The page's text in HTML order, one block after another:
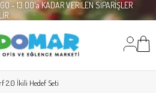
- 13:00'a KADAR VERİLEN SİPARİŞLER
2.0 İkili Hedef Seti